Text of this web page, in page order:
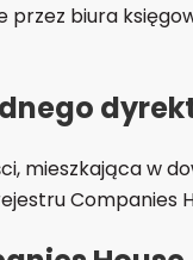
biura
mieszkająca w
Companies